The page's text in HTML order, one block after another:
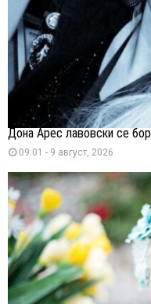
Дона Арес лавовски се
09:01 - 9 август, 2026